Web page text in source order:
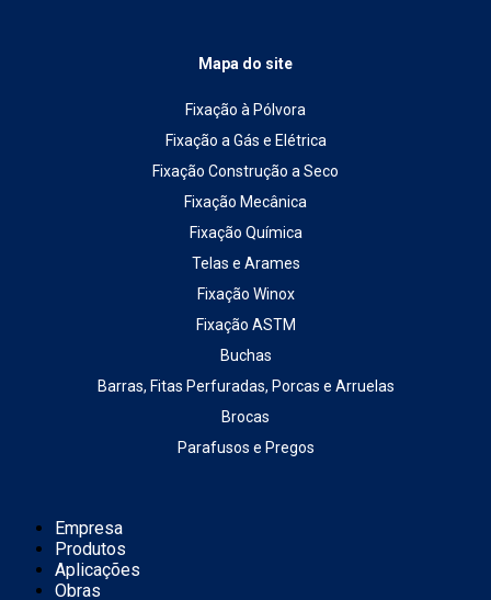
Mapa do site
Fixação à Pólvora
Fixação a Gás e Elétrica
Fixação Construção a Seco
Fixação Mecânica
Fixação Química
Telas e Arames
Fixação Winox
Fixação ASTM
Buchas
Barras, Fitas Perfuradas, Porcas e Arruelas
Brocas
Parafusos e Pregos
Empresa
Produtos
Aplicações
Obras